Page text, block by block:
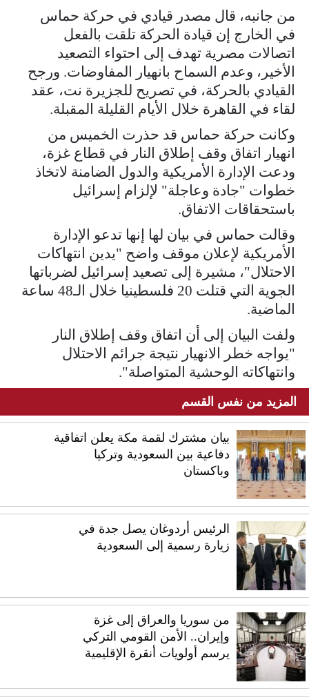
من جانبه، قال مصدر قيادي في حركة حماس
في الخارج إن قيادة الحركة تلقت بالفعل
اتصالات مصرية تهدف إلى احتواء التصعيد
الأخير، وعدم السماح بانهيار المفاوضات. ورجح
القيادي بالحركة، في تصريح للجزيرة نت، عقد
لقاء في القاهرة خلال الأيام القليلة المقبلة.
وكانت حركة حماس قد حذرت الخميس من
انهيار اتفاق وقف إطلاق النار في قطاع غزة،
ودعت الإدارة الأمريكية والدول الضامنة لاتخاذ
خطوات "جادة وعاجلة" لإلزام إسرائيل
باستحقاقات الاتفاق.
وقالت حماس في بيان لها إنها تدعو الإدارة
الأمريكية لإعلان موقف واضح "يدين انتهاكات
الاحتلال"، مشيرة إلى تصعيد إسرائيل لضرباتها
الجوية التي قتلت 20 فلسطينيا خلال الـ48 ساعة
الماضية.
ولفت البيان إلى أن اتفاق وقف إطلاق النار
"يواجه خطر الانهيار نتيجة جرائم الاحتلال
وانتهاكاته الوحشية المتواصلة".
المزيد من نفس القسم
بيان مشترك لقمة مكة يعلن اتفاقية
دفاعية بين السعودية وتركيا
وباكستان
الرئيس أردوغان يصل جدة في
زيارة رسمية إلى السعودية
من سوريا والعراق إلى غزة
وإيران.. الأمن القومي التركي
يرسم أولويات أنقرة الإقليمية